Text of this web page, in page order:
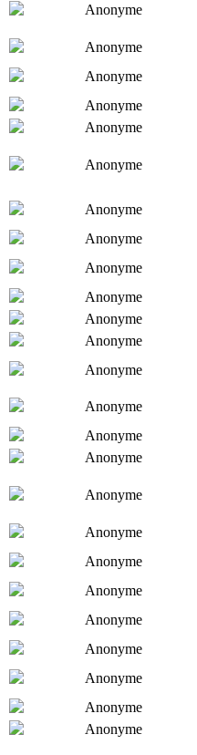
Anonyme
Anonyme
Anonyme
Anonyme
Anonyme
Anonyme
Anonyme
Anonyme
Anonyme
Anonyme
Anonyme
Anonyme
Anonyme
Anonyme
Anonyme
Anonyme
Anonyme
Anonyme
Anonyme
Anonyme
Anonyme
Anonyme
Anonyme
Anonyme
Anonyme